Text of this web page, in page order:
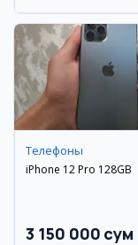
Телефоны
iPhone 12 Pro 128GB
3 150 000 сум